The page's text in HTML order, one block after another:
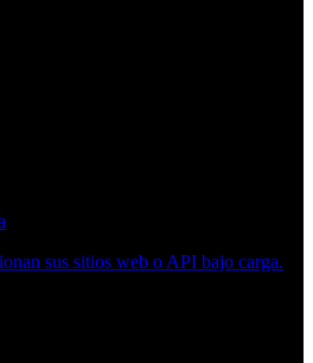
sus sitios web o API bajo carga.